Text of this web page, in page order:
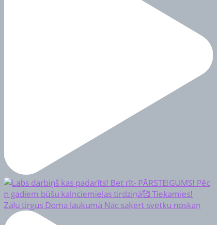
Zāļu tirgus Doma laukumā Nāc saķert svētku noskaņ